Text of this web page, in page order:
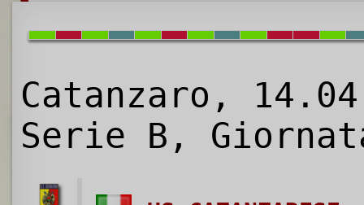
Catanzaro,
Serie B,